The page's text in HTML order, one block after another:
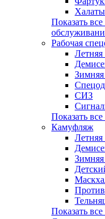
Халаты
Показать
Рабочая
Летняя
СИЗ
Показать
Камуфляж
Летняя
Показать